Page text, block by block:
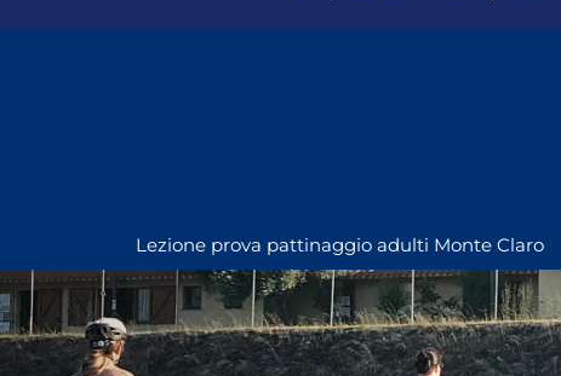
Lezione prova pattinaggio adulti Monte Claro